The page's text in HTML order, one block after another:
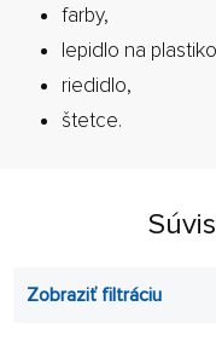
farby,
lepidlo na
riedidlo,
štetce.
Zobraziť filtráciu